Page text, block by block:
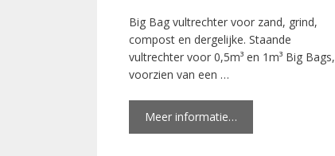
Big Bag vultrechter voor zand, grind,
compost en dergelijke. Staande
vultrechter voor 0,5m³ en 1m³ Big Bags,
voorzien van een …
Meer informatie…